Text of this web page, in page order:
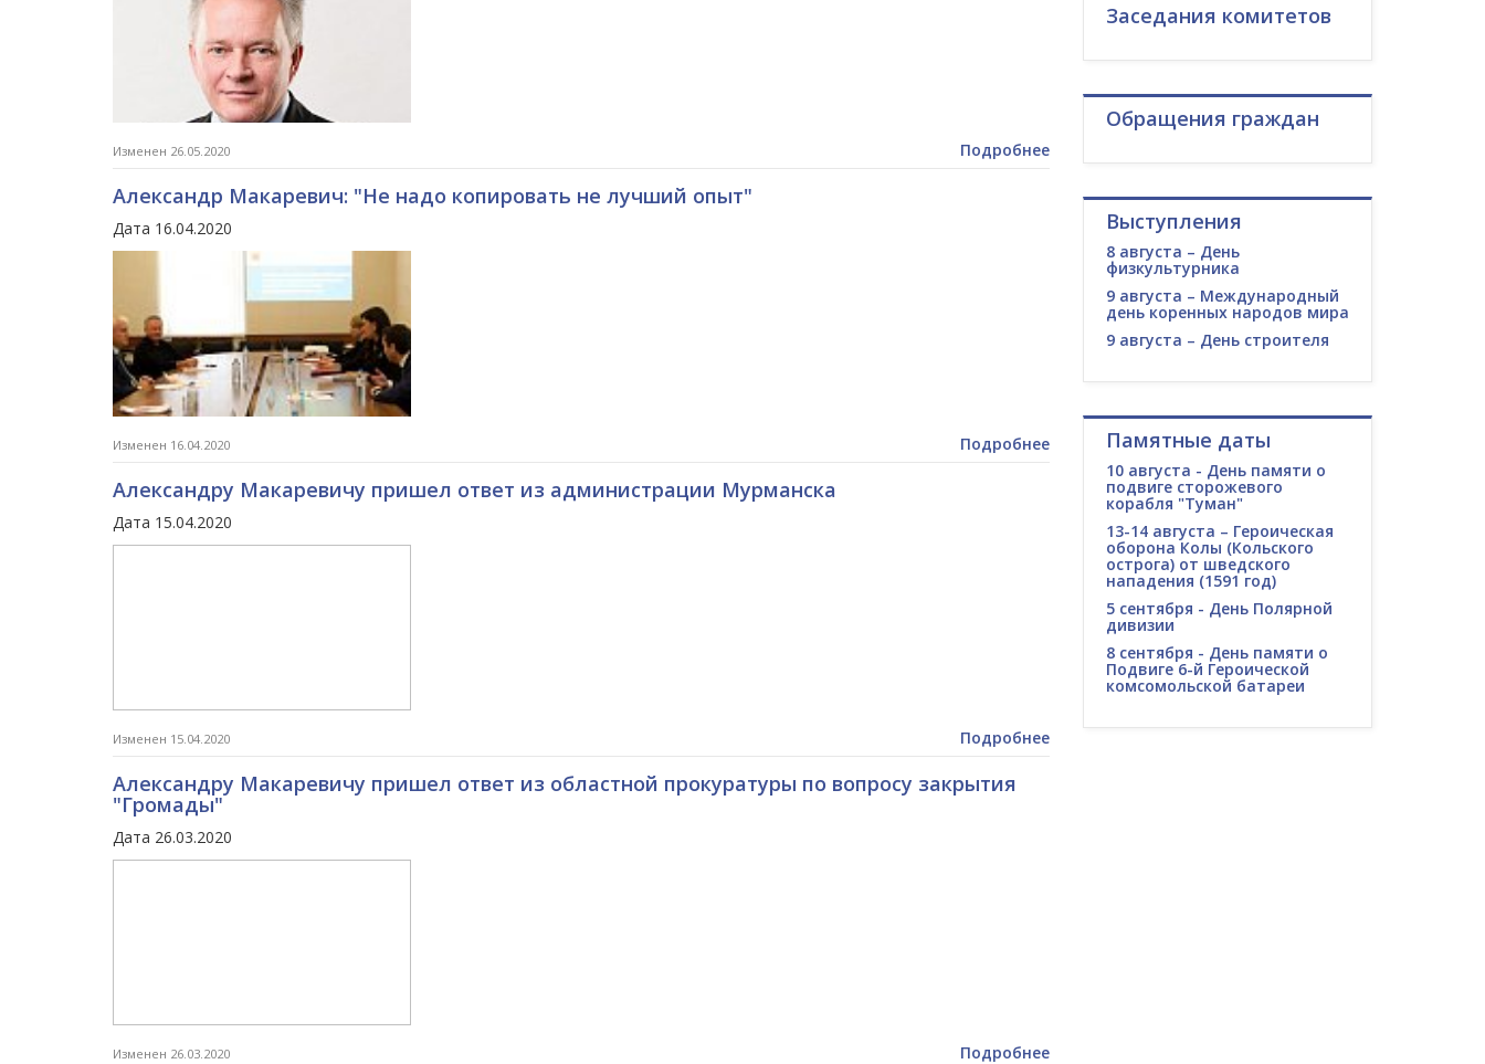
Изменен 26.05.2020 Подробнее
Александр Макаревич: "Не надо копировать не лучший опыт"
Дата 16.04.2020
Изменен 16.04.2020 Подробнее
Александру Макаревичу пришел ответ из администрации Мурманска
Дата 15.04.2020
Изменен 15.04.2020 Подробнее
Александру Макаревичу пришел ответ из областной прокуратуры по вопросу закрытия
"Громады"
Дата 26.03.2020
Изменен 26.03.2020 Подробнее
Заседания комитетов
Обращения граждан
Выступления
8 августа – День
физкультурника
9 августа – Международный
день коренных народов мира
9 августа – День строителя
Памятные даты
10 августа - День памяти о
подвиге сторожевого
корабля "Туман"
13-14 августа – Героическая
оборона Колы (Кольского
острога) от шведского
нападения (1591 год)
5 сентября - День Полярной
дивизии
8 сентября - День памяти о
Подвиге 6-й Героической
комсомольской батареи